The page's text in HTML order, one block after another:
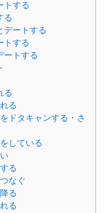
トする
る
デートする
トする
ートする
る
る
ドタキャンする・さ
している
る
なぐ
る
る